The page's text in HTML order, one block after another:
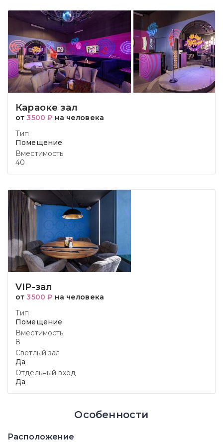
Караоке зал
от3500 ₽ на человека
Тип
Помещение
Вместимость
40
VIP-зал
от3500 ₽ на человека
Тип
Помещение
Вместимость
8
Светлый зал
Да
Отдельный вход
Да
Особенности
Расположение